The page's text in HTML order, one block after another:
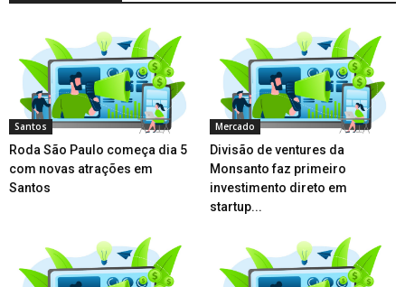
Santos
Roda São Paulo começa dia 5
com novas atrações em
Santos
Mercado
Divisão de ventures da
Monsanto faz primeiro
investimento direto em
startup...